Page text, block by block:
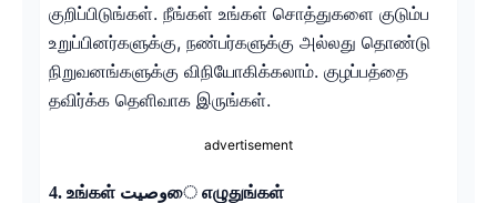
குறிப்பிடுங்கள். நீங்கள் உங்கள் சொத்துகளை குடும்ப
உறுப்பினர்களுக்கு, நண்பர்களுக்கு அல்லது தொண்டு
நிறுவனங்களுக்கு விநியோகிக்கலாம். குழப்பத்தை
தவிர்க்க தெளிவாக இருங்கள்.
advertisement
4. உங்கள் وصيتை எழுதுங்கள்